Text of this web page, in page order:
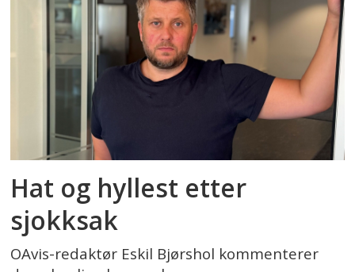
Hat og hyllest etter
sjokksak
OAvis-redaktør Eskil Bjørshol kommenterer